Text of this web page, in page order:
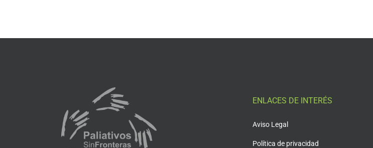
ENLACES DE INTERÉS
Aviso Legal
Política de privacidad